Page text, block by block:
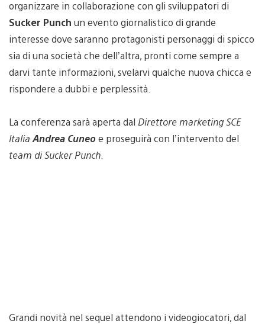
organizzare in collaborazione con gli sviluppatori di
Sucker Punch un evento giornalistico di grande
interesse dove saranno protagonisti personaggi di spicco
sia di una società che dell’altra, pronti come sempre a
darvi tante informazioni, svelarvi qualche nuova chicca e
rispondere a dubbi e perplessità.
La conferenza sarà aperta dal Direttore marketing SCE
Italia Andrea Cuneoe proseguirà con l’intervento del
team di Sucker Punch
Grandi novità nel sequel attendono i videogiocatori, dal